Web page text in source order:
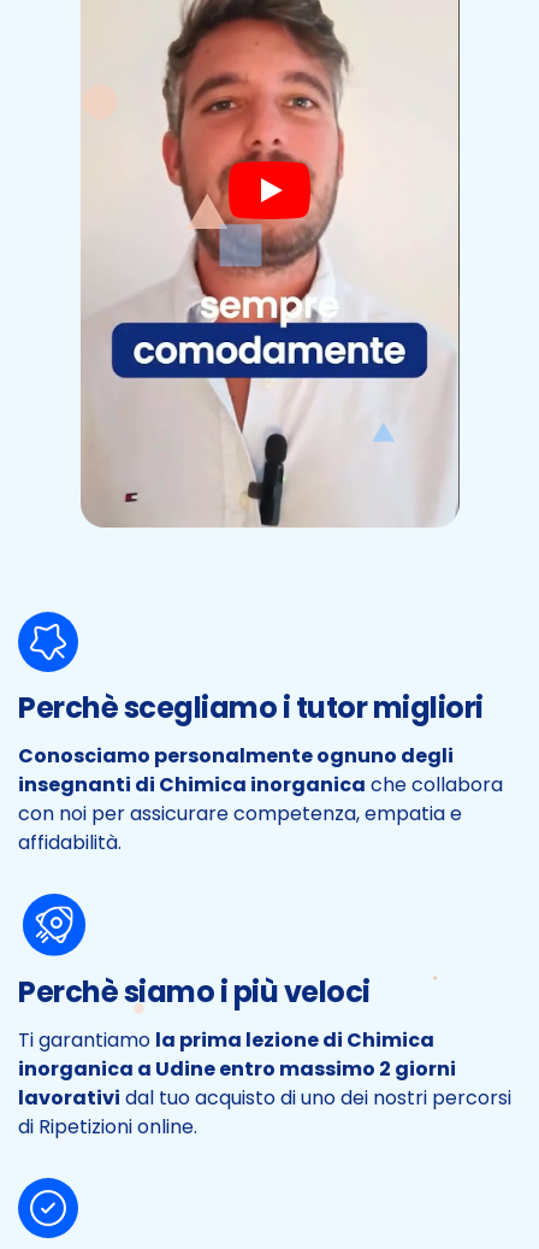
Perchè scegliamo i tutor migliori
Conosciamo personalmente ognuno degli
insegnanti di Chimica inorganica che collabora
con noi per assicurare competenza, empatia e
affidabilità.
Perchè siamo i più veloci
Ti garantiamo la prima lezione di Chimica
inorganica a Udine entro massimo 2 giorni
lavorativi dal tuo acquisto di uno dei nostri percorsi
di Ripetizioni online.